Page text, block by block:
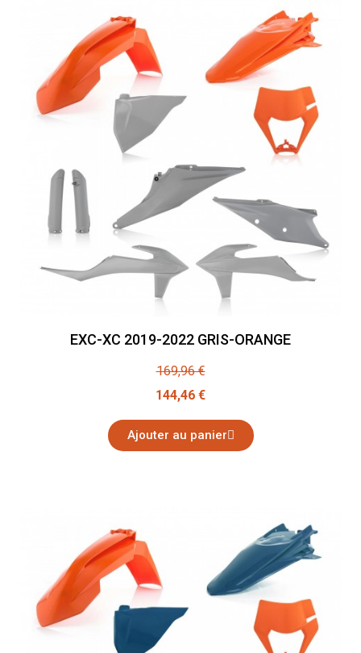
EXC-XC 2019-2022 GRIS-ORANGE
169,96 €
144,46 €
Ajouter au panier